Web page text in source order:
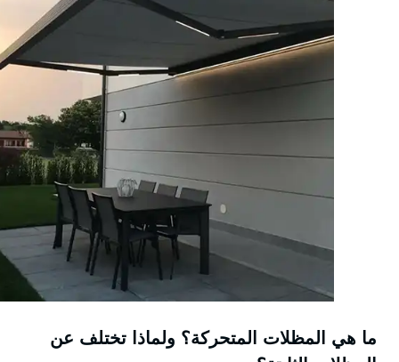
ما هي المظلات المتحركة؟ ولماذا تختلف عن